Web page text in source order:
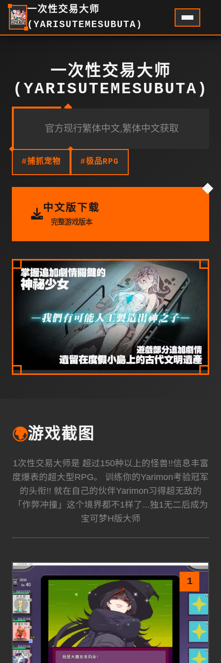
一次性交易大师
(YARISUTEMESUBUTA)
一次性交易大师
(YARISUTEMESUBUTA)
官方现行繁体中文,繁体中文获取
#捕抓宠物 #极品RPG
中文版下载
完整游戏版本
🌍游戏截图
1次性交易大师是 超过150种以上的怪兽!!信息丰富
度爆表的超大型RPG。 训练你的Yarimon考验冠军
的头衔!! 就在自己的伙伴Yarimon习得超无敌的
「作弊冲撞」这个境界都不1样了...独1无二后成为
宝可梦H版大师
1